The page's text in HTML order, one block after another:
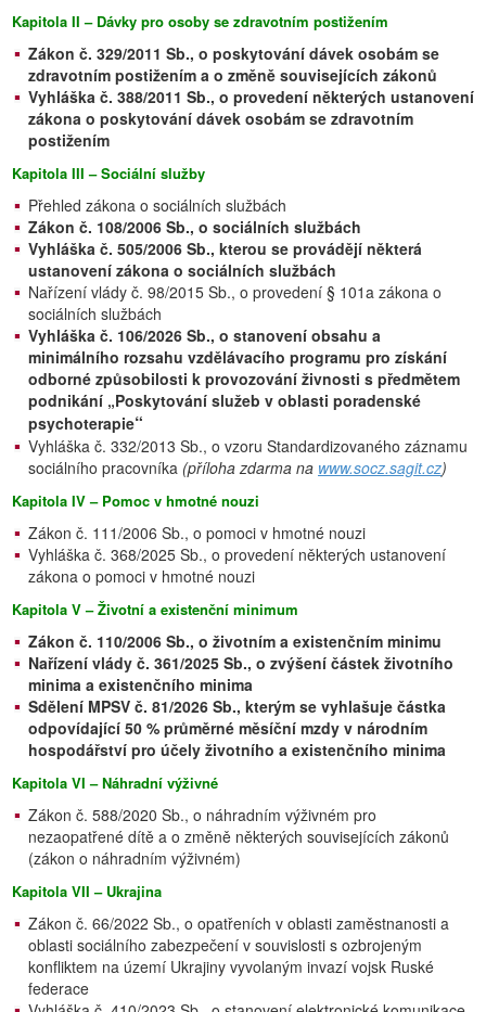
Kapitola II – Dávky pro osoby se zdravotním postižením
Zákon č. 329/2011 Sb., o poskytování dávek osobám se
zdravotním postižením a o změně souvisejících zákonů
Vyhláška č. 388/2011 Sb., o provedení některých ustanovení
zákona o poskytování dávek osobám se zdravotním
postižením
Kapitola III – Sociální služby
Přehled zákona o sociálních službách
Zákon č. 108/2006 Sb., o sociálních službách
Vyhláška č. 505/2006 Sb., kterou se provádějí některá
ustanovení zákona o sociálních službách
Nařízení vlády č. 98/2015 Sb., o provedení § 101a zákona o
sociálních službách
Vyhláška č. 106/2026 Sb., o stanovení obsahu a
minimálního rozsahu vzdělávacího programu pro získání
odborné způsobilosti k provozování živnosti s předmětem
podnikání „Poskytování služeb v oblasti poradenské
psychoterapie“
Vyhláška č. 332/2013 Sb., o vzoru Standardizovaného záznamu
sociálního pracovníka (příloha zdarma na www.socz.sagit.cz)
Kapitola IV – Pomoc v hmotné nouzi
Zákon č. 111/2006 Sb., o pomoci v hmotné nouzi
Vyhláška č. 368/2025 Sb., o provedení některých ustanovení
zákona o pomoci v hmotné nouzi
Kapitola V – Životní a existenční minimum
Zákon č. 110/2006 Sb., o životním a existenčním minimu
Nařízení vlády č. 361/2025 Sb., o zvýšení částek životního
minima a existenčního minima
Sdělení MPSV č. 81/2026 Sb., kterým se vyhlašuje částka
odpovídající 50 % průměrné měsíční mzdy v národním
hospodářství pro účely životního a existenčního minima
Kapitola VI – Náhradní výživné
Zákon č. 588/2020 Sb., o náhradním výživném pro
nezaopatřené dítě a o změně některých souvisejících zákonů
(zákon o náhradním výživném)
Kapitola VII – Ukrajina
Zákon č. 66/2022 Sb., o opatřeních v oblasti zaměstnanosti a
oblasti sociálního zabezpečení v souvislosti s ozbrojeným
konfliktem na území Ukrajiny vyvolaným invazí vojsk Ruské
federace